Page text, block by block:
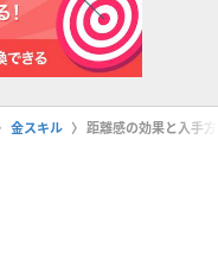
金スキル 距離感の効果と入手